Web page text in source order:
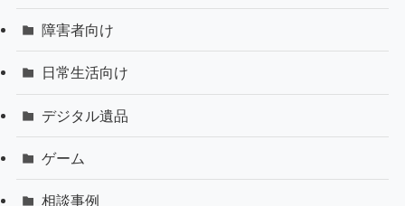
障害者向け
日常生活向け
デジタル遺品
ゲーム
相談事例